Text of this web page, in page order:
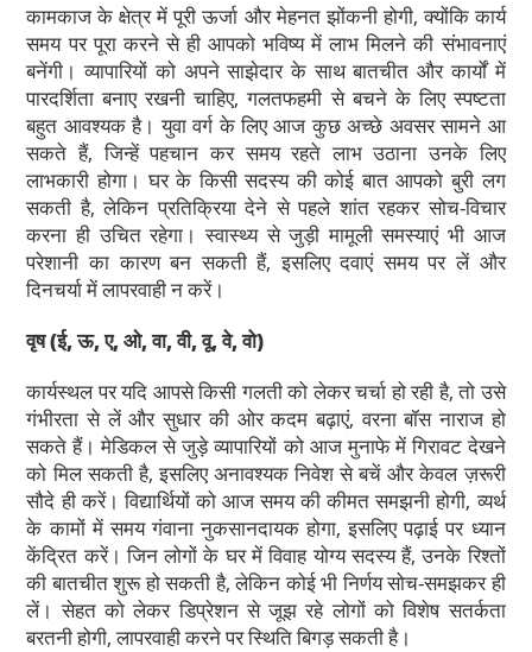
कामकाज के क्षेत्र में पूरी ऊर्जा और मेहनत झोंकनी होगी, क्योंकि कार्य
समय पर पूरा करने से ही आपको भविष्य में लाभ मिलने की संभावनाएं
बनेंगी। व्यापारियों को अपने साझेदार के साथ बातचीत और कार्यों में
पारदर्शिता बनाए रखनी चाहिए, गलतफहमी से बचने के लिए स्पष्टता
बहुत आवश्यक है। युवा वर्ग के लिए आज कुछ अच्छे अवसर सामने आ
सकते हैं, जिन्हें पहचान कर समय रहते लाभ उठाना उनके लिए
लाभकारी होगा। घर के किसी सदस्य की कोई बात आपको बुरी लग
सकती है, लेकिन प्रतिक्रिया देने से पहले शांत रहकर सोच-विचार
करना ही उचित रहेगा। स्वास्थ्य से जुड़ी मामूली समस्याएं भी आज
परेशानी का कारण बन सकती हैं, इसलिए दवाएं समय पर लें और
दिनचर्या में लापरवाही न करें।
वृष(ई, ऊ, ए, ओ, वा, वी, वू, वे, वो)
कार्यस्थल पर यदि आपसे किसी गलती को लेकर चर्चा हो रही है, तो उसे
गंभीरता से लें और सुधार की ओर कदम बढ़ाएं, वरना बॉस नाराज हो
सकते हैं। मेडिकल से जुड़े व्यापारियों को आज मुनाफे में गिरावट देखने
को मिल सकती है, इसलिए अनावश्यक निवेश से बचें और केवल ज़रूरी
सौदे ही करें। विद्यार्थियों को आज समय की कीमत समझनी होगी, व्यर्थ
के कामों में समय गंवाना नुकसानदायक होगा, इसलिए पढ़ाई पर ध्यान
केंद्रित करें। जिन लोगों के घर में विवाह योग्य सदस्य हैं, उनके रिश्तों
की बातचीत शुरू हो सकती है, लेकिन कोई भी निर्णय सोच-समझकर ही
लें। सेहत को लेकर डिप्रेशन से जूझ रहे लोगों को विशेष सतर्कता
बरतनी होगी, लापरवाही करने पर स्थिति बिगड़ सकती है।